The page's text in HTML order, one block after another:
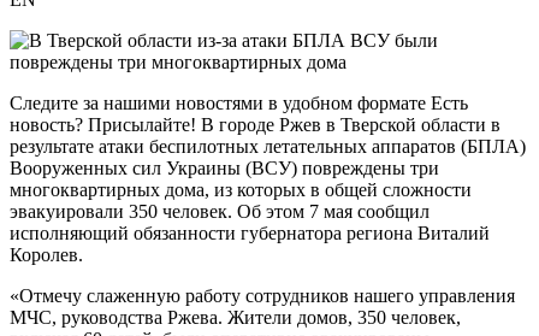
Следите за нашими новостями в удобном формате Есть
новость? Присылайте! В городе Ржев в Тверской области в
результате атаки беспилотных летательных аппаратов (БПЛА)
Вооруженных сил Украины (ВСУ) повреждены три
многоквартирных дома, из которых в общей сложности
эвакуировали 350 человек. Об этом 7 мая сообщил
исполняющий обязанности губернатора региона Виталий
Королев.
«Отмечу слаженную работу сотрудников нашего управления
МЧС, руководства Ржева. Жители домов, 350 человек,